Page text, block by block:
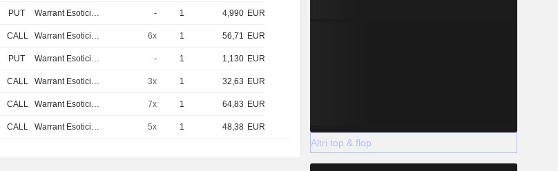
PUT Warrant Esotici e Strutturati - 1 4,990 EUR
CALL Warrant Esotici e Strutturati 6x 1 56,71 EUR
PUT Warrant Esotici e Strutturati - 1 1,130 EUR
CALL Warrant Esotici e Strutturati 3x 1 32,63 EUR
CALL Warrant Esotici e Strutturati 7x 1 64,83 EUR
CALL Warrant Esotici e Strutturati 5x 1 48,38 EUR
Altri top & flop